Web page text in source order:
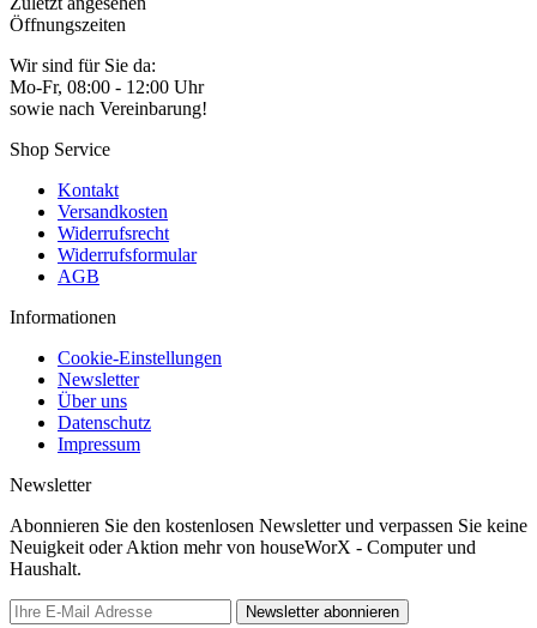
Öffnungszeiten
Wir sind für Sie da:
Mo-Fr, 08:00 - 12:00 Uhr
sowie nach Vereinbarung!
Shop Service
Kontakt
Versandkosten
Widerrufsrecht
Widerrufsformular
AGB
Informationen
Cookie-Einstellungen
Newsletter
Über uns
Datenschutz
Impressum
Newsletter
Abonnieren Sie den kostenlosen Newsletter und verpassen Sie keine
Neuigkeit oder Aktion mehr von houseWorX - Computer und
Haushalt.
Newsletter abonnieren